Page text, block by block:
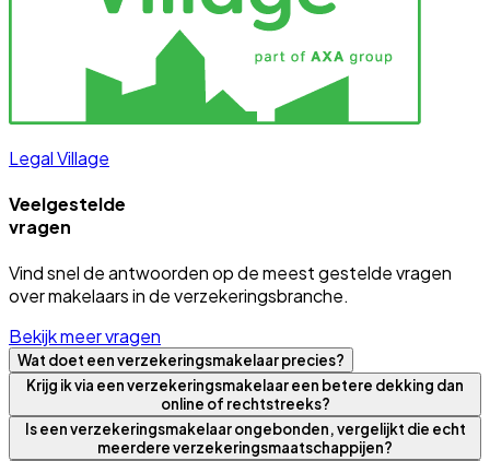
Legal Village
Veelgestelde
vragen
Vind snel de antwoorden op de meest gestelde vragen
over makelaars in de verzekeringsbranche.
Bekijk meer vragen
Wat doet een verzekeringsmakelaar precies?
Krijg ik via een verzekeringsmakelaar een betere dekking dan
online of rechtstreeks?
Is een verzekeringsmakelaar ongebonden, vergelijkt die echt
meerdere verzekeringsmaatschappijen?